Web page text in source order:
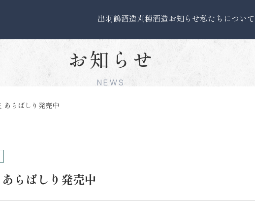
出羽鶴酒造刈穂酒造お知らせ私たちについて
お知らせ
NEWS
あらばしり発売中
らばしり発売中